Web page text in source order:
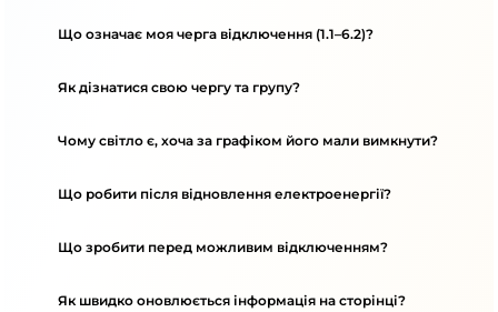
Що означає моя черга відключення (1.1–6.2)?
Як дізнатися свою чергу та групу?
Чому світло є, хоча за графіком його мали вимкнути?
Що робити після відновлення електроенергії?
Що зробити перед можливим відключенням?
Як швидко оновлюється інформація на сторінці?